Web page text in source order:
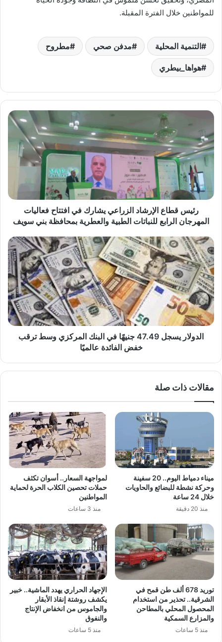
للمواطنين خلال الفترة المقبلة.
التنمية المحلية مدفن صحي مطروح
هواها_بيطري
رئيس
الإرشاد
الزراعي
يشارك
في
افتتاح
فعاليات
المهرجان
للنباتات
والعطرية
بمحافظة
بني
سويف
رئيس قطاع الإرشاد الزراعي يشارك في افتتاح فعاليات
المهرجان الرابع للنباتات الطبية والعطرية بمحافظة بني سويف
الدولار
يسجل
47.49
جنيهًا
في
البنك
المركزي
وسط
ترقب
خفض
الدولار يسجل 47.49 جنيهًا في البنك المركزي وسط ترقب
خفض الفائدة عالميًا
مقالات ذات صلة
ميناء دمياط اليوم.. 20 سفينة
وحركة نشطة للبضائع والحاويات
خلال 24 ساعة
منذ 20 دقيقة
لمواجهة السعار.. أسوان تكثف
حملات تحصين الكلاب الحرة لحماية
المواطنين
منذ 3 ساعات
توريد 678 ألف طن قمح في
الشرقية.. تحذير من استخدام
المحصول المحلي بالمطاحن
والمزارع السمكية
منذ 5 ساعات
الإجهاد الحراري يهدد الماشية.. خبير
يكشف روشتة إنقاذ الأبقار
والجاموس من انخفاض الإنتاج
والنفوق
منذ 5 ساعات